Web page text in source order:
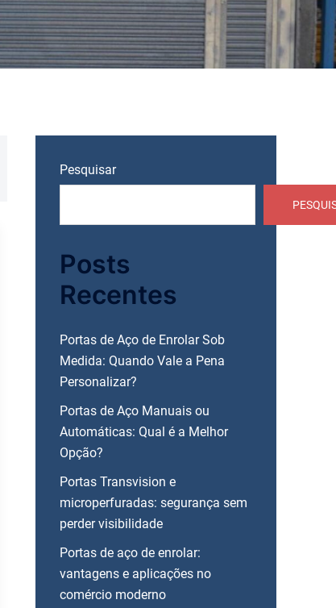
Pesquisar
Posts
Recentes
Portas de Aço de Enrolar Sob
Medida: Quando Vale a Pena
Personalizar?
Portas de Aço Manuais ou
Automáticas: Qual é a Melhor
Opção?
Portas Transvision e
microperfuradas: segurança sem
perder visibilidade
Portas de aço de enrolar:
vantagens e aplicações no
comércio moderno